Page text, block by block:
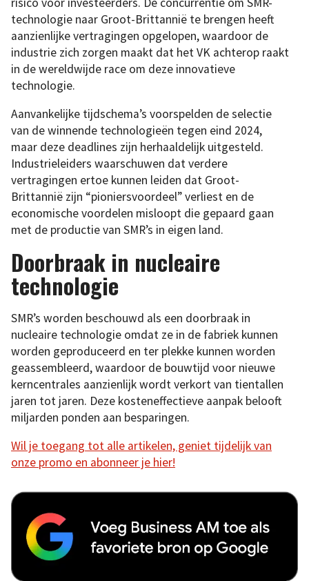
technologie naar Groot-Brittannië te brengen heeft
aanzienlijke vertragingen opgelopen, waardoor de
industrie zich zorgen maakt dat het VK achterop raakt
in de wereldwijde race om deze innovatieve
technologie.
Aanvankelijke tijdschema’s voorspelden de selectie
van de winnende technologieën tegen eind 2024,
maar deze deadlines zijn herhaaldelijk uitgesteld.
Industrieleiders waarschuwen dat verdere
vertragingen ertoe kunnen leiden dat Groot-
Brittannië zijn “pioniersvoordeel” verliest en de
economische voordelen misloopt die gepaard gaan
met de productie van SMR’s in eigen land.
Doorbraak in nucleaire
technologie
SMR’s worden beschouwd als een doorbraak in
nucleaire technologie omdat ze in de fabriek kunnen
worden geproduceerd en ter plekke kunnen worden
geassembleerd, waardoor de bouwtijd voor nieuwe
kerncentrales aanzienlijk wordt verkort van tientallen
jaren tot jaren. Deze kosteneffectieve aanpak belooft
miljarden ponden aan besparingen.
Wil je toegang tot alle artikelen, geniet tijdelijk van
onze promo en abonneer je hier!